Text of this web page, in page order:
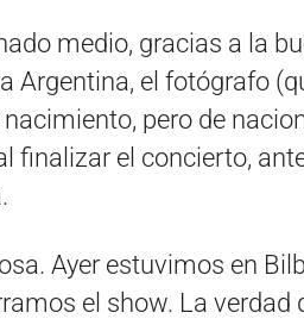
medio, gracias a la
Argentina, el fotógrafo
pero de
finalizar el concierto,
Ayer estuvimos en
el show. La verdad